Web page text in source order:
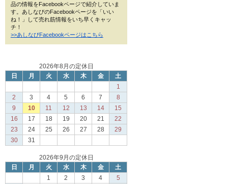
品の情報をFacebookページで紹介していま
す。あしなびのFacebookページを「いい
ね！」して売れ筋情報をいち早くキャッ
チ！
>>あしなびFacebookページはこちら
2026年8月の定休日
日
月 火 水 木 金
土
1
2
3 4 5 6 7
8
9
10 11 12 13 14
15
16
17 18 19 20 21
22
23
24 25 26 27 28
29
30
31
2026年9月の定休日
日
月 火 水 木 金
土
1
2 3 4
5